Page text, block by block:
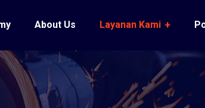
About Us Layanan Kami